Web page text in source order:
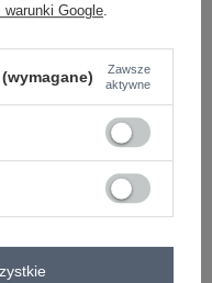
warunki Google
Zawsze
aktywne